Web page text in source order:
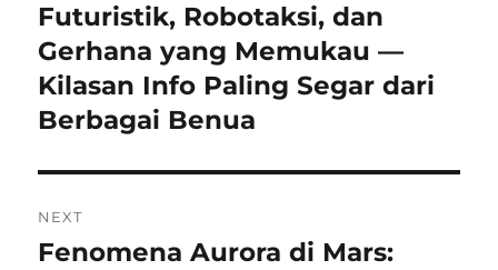
Futuristik, Robotaksi, dan
Gerhana yang Memukau —
Kilasan Info Paling Segar dari
Berbagai Benua
NEXT
Next
Fenomena Aurora di Mars: